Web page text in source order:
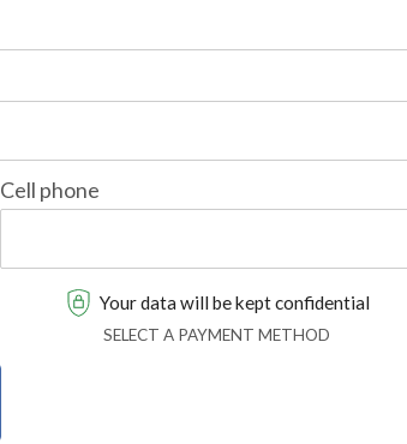
Cell phone
Your data will be kept confidential
SELECT A PAYMENT METHOD